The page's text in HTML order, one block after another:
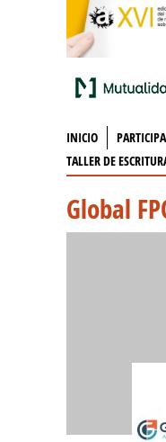
INICIO PARTICIPA
TALLER DE
Global